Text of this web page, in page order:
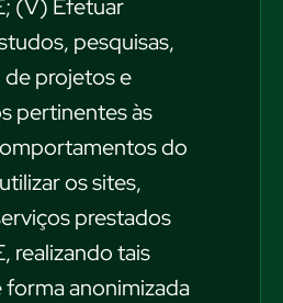
(V) Efetuar
pesquisas,
projetos e
pertinentes às
do
os sites,
prestados
realizando tais
anonimizada